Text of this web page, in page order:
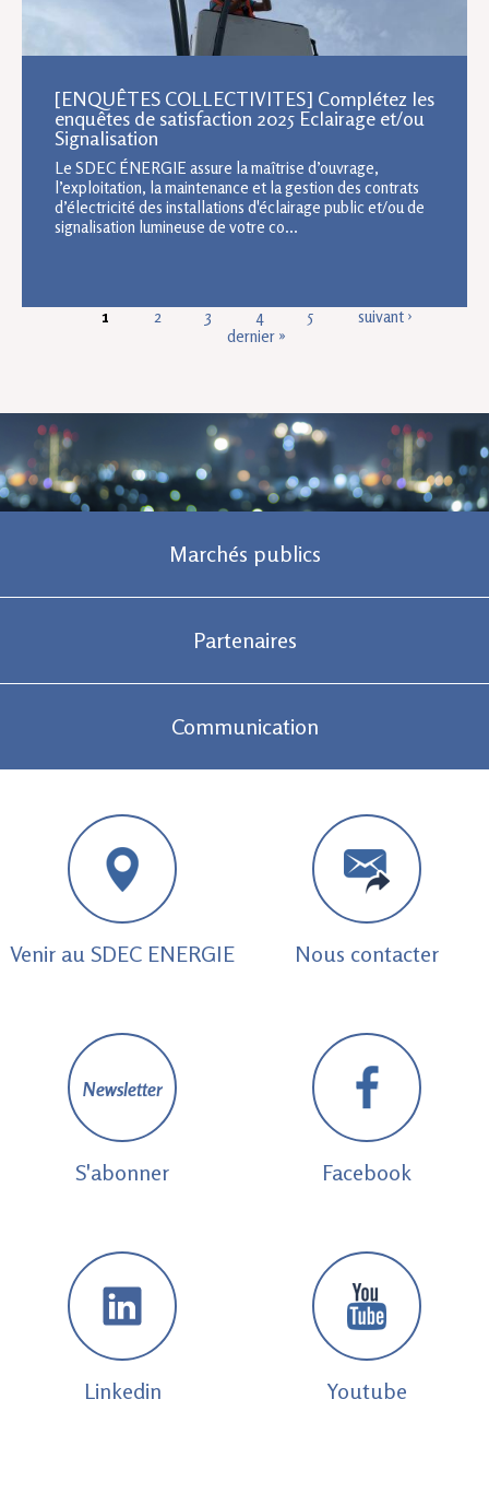
[ENQUÊTES COLLECTIVITES] Complétez les
enquêtes de satisfaction 2025 Eclairage et/ou
Signalisation
Le SDEC ÉNERGIE assure la maîtrise d’ouvrage,
l’exploitation, la maintenance et la gestion des contrats
d’électricité des installations d'éclairage public et/ou de
signalisation lumineuse de votre co...
PAGES1 2 3 4 5
suivant ›
dernier »
Marchés publics
Partenaires
Communication
Venir au SDEC ENERGIE Nous contacter
Newsletter
S'abonner Facebook
Linkedin Youtube